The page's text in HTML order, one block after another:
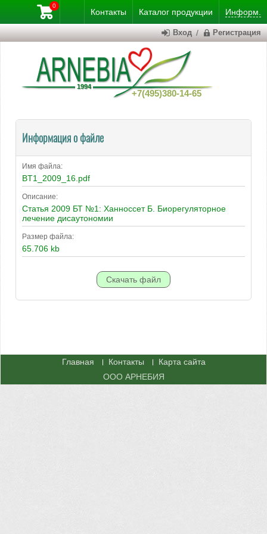
Контакты Каталог продукции Информ.
+7(495)380-14-65
0
Вход / Регистрация
Информация о файле
Имя файла:
BT1_2009_16.pdf
Описание:
Статья 2009 БТ №1: Ханноссет Б. Биорегуляторное
лечение дисаутономии
Размер файла:
65.706 kb
Главная Контакты
Карта сайта
ООО АРНЕБИЯ